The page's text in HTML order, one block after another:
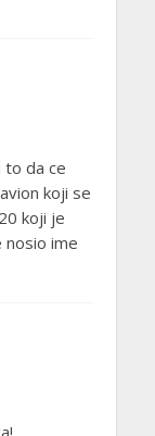
to da ce
koji se
koji je
nosio ime